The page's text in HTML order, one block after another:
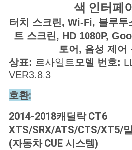
요
뉴
스
경
우
색 인터페
터치 스크린, Wi-Fi, 블루투
트 스크린, HD 1080P,
토어, 음성 제어
상표: 르사일트모델 번호:
VER3.8.3
호환:
2014-2018캐딜락 CT6
XTS/SRX/ATS/CTS/XT5/
(자동차 CUE 시스템)